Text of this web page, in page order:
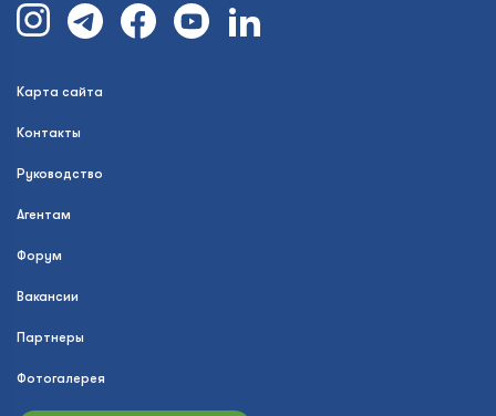
Карта сайта
Контакты
Руководство
Агентам
Форум
Вакансии
Партнеры
Фотогалерея